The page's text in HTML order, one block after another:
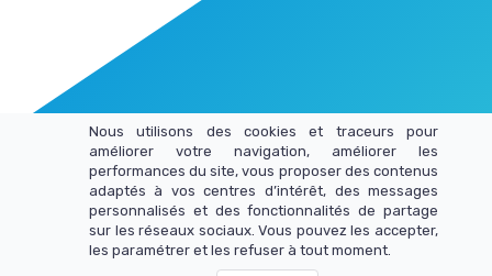
C-Rénitéhttps://sophronerti.com/
Nous utilisons des cookies et traceurs pour
améliorer votre navigation, améliorer les
performances du site, vous proposer des contenus
adaptés à vos centres d’intérêt, des messages
personnalisés et des fonctionnalités de partage
sur les réseaux sociaux. Vous pouvez les accepter,
les paramétrer et les refuser à tout moment.